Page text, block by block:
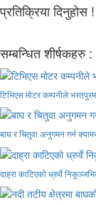
प्रतिक्रिया दिनुहोस !
सम्बन्धित शीर्षकहरु :
टिभिएस मोटर कम्पनीले
बाघ र चितुवा अनुगमन गर्न
दाह्रा काटिएको ध्रुर्वे